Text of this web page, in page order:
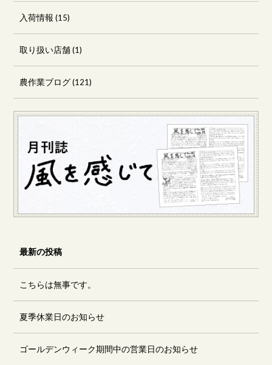
入荷情報 (15)
取り扱い店舗(1)
農作業ブログ(121)
最新の投稿
こちらは無事です。
夏季休業日のお知らせ
ゴールデンウィーク期間中の営業日のお知らせ